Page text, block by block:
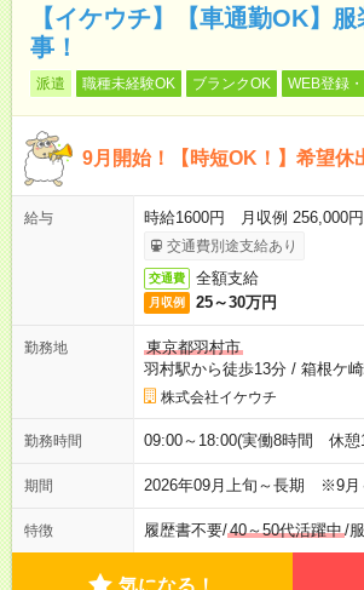
【イケウチ】【車通勤OK】
事！
派遣 職種未経験OK ブランクOK WEB登録
9月開始！【時短OK！】希望休
給与 時給1600円 月収例 256,000円
交通費別途支給あり
交通費 全額支給
月収例 25～30万円
勤務地
東京都羽村市
羽村駅から徒歩13分/ 箱根ケ
株式会社イケウチ
勤務時間 09:00～18:00(実働8時間 休憩
期間 2026年09月上旬～長期 ※9月
特徴 履歴書不要/40～50代活躍中/
気になる！